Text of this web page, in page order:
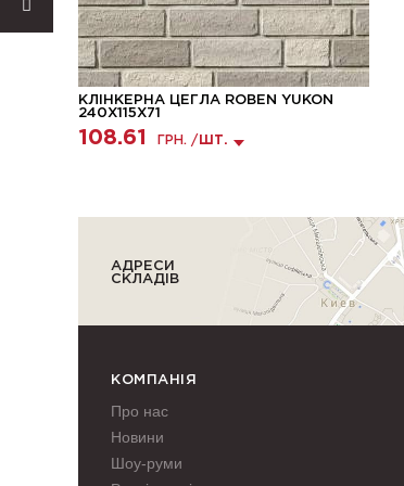
КЛІНКЕРНА ЦЕГЛА ROBEN YUKON
240Х115Х71
108.61 ГРН. / ШТ.
АДРЕСИ
СКЛАДІВ
КОМПАНІЯ
Про нас
Новини
Шоу-руми